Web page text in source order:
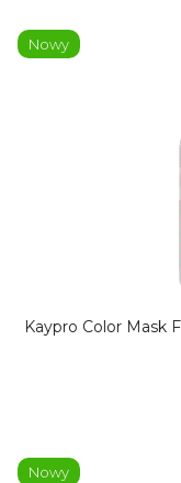
Kaypro Color Mask
Nowy
Nowy